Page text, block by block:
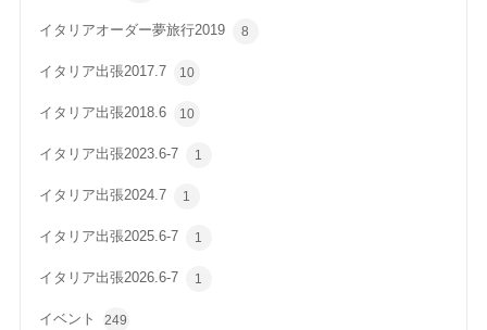
イタリアオーダー夢旅行2019 8
イタリア出張2017.7 10
イタリア出張2018.6 10
イタリア出張2023.6-7 1
イタリア出張2024.7 1
イタリア出張2025.6-7 1
イタリア出張2026.6-7 1
イベント 249